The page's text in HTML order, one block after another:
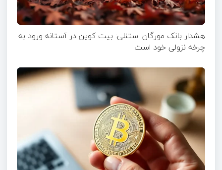
هشدار بانک مورگان استنلی: بیت کوین در آستانه ورود به
چرخه نزولی خود است